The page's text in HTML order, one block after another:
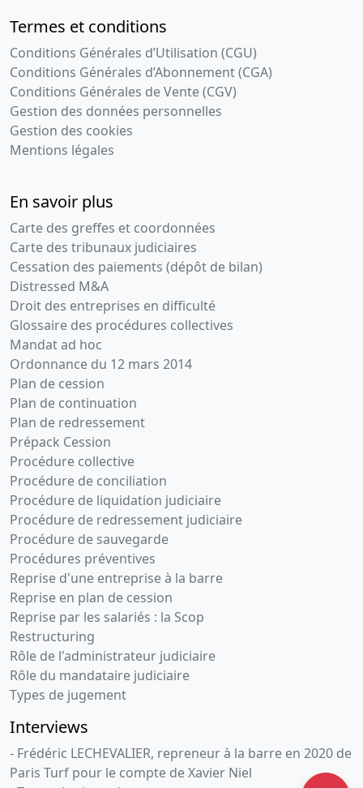
Termes et conditions
Conditions Générales d’Utilisation (CGU)
Conditions Générales d’Abonnement (CGA)
Conditions Générales de Vente (CGV)
Gestion des données personnelles
Gestion des cookies
Mentions légales
En savoir plus
Carte des greffes et coordonnées
Carte des tribunaux judiciaires
Cessation des paiements (dépôt de bilan)
Distressed M&A
Droit des entreprises en difficulté
Glossaire des procédures collectives
Mandat ad hoc
Ordonnance du 12 mars 2014
Plan de cession
Plan de continuation
Plan de redressement
Prépack Cession
Procédure collective
Procédure de conciliation
Procédure de liquidation judiciaire
Procédure de redressement judiciaire
Procédure de sauvegarde
Procédures préventives
Reprise d'une entreprise à la barre
Reprise en plan de cession
Reprise par les salariés : la Scop
Restructuring
Rôle de l'administrateur judiciaire
Rôle du mandataire judiciaire
Types de jugement
Interviews
- Frédéric LECHEVALIER, repreneur à la barre en 2020 de
Paris Turf pour le compte de Xavier Niel